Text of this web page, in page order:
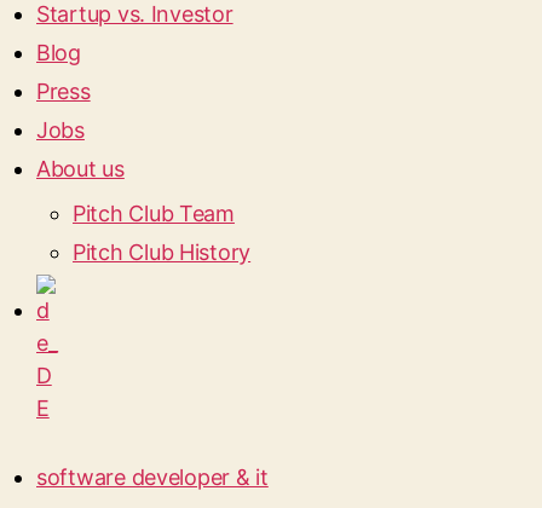
Startup vs. Investor
Blog
Press
Jobs
About us
Pitch Club Team
Pitch Club History
software developer & it